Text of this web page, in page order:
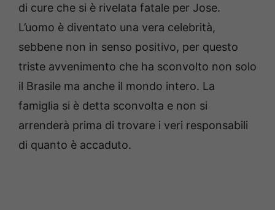
di cure che si è rivelata fatale per Jose.
L’uomo è diventato una vera celebrità,
sebbene non in senso positivo, per questo
triste avvenimento che ha sconvolto non solo
il Brasile ma anche il mondo intero. La
famiglia si è detta sconvolta e non si
arrenderà prima di trovare i veri responsabili
di quanto è accaduto.